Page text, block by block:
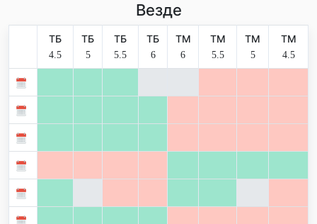
Везде
ТБ
4.5
ТБ
5
ТБ
5.5
ТБ
6
ТМ
6
ТМ
5.5
ТМ
5
ТМ
4.5